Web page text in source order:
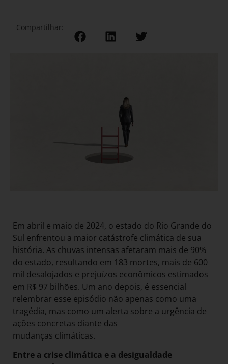
Compartilhar:
Em abril e maio de 2024, o estado do Rio Grande do
Sul enfrentou a maior catástrofe climática de sua
história. As chuvas intensas afetaram mais de 90%
do estado, resultando em 183 mortes, mais de 600
mil desalojados e prejuízos econômicos estimados
em R$ 97 bilhões. Um ano depois, é essencial
relembrar esse episódio não apenas como uma
tragédia, mas como um alerta sobre a urgência de
ações concretas diante das
mudanças climáticas.
Entre a crise climática e a desigualdade